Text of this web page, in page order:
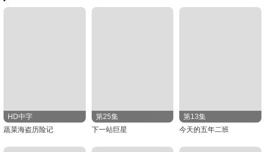
HD中字
蔬菜海盗历险记
第25集
下一站巨星
第13集
今天的五年二班